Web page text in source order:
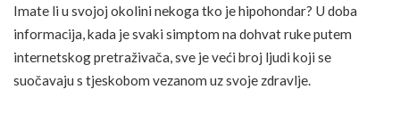
Imate li u svojoj okolini nekoga tko je hipohondar? U doba
informacija, kada je svaki simptom na dohvat ruke putem
internetskog pretraživača, sve je veći broj ljudi koji se
suočavaju s tjeskobom vezanom uz svoje zdravlje.